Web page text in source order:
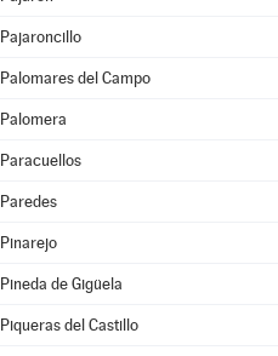
Pajaroncillo
Palomares del Campo
Palomera
Paracuellos
Paredes
Pinarejo
Pineda de Gigüela
Piqueras del Castillo